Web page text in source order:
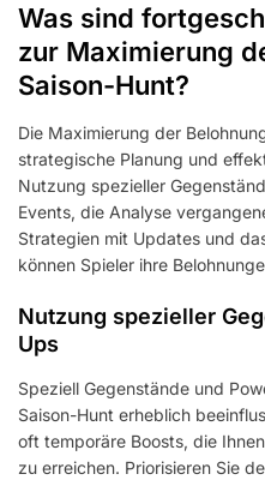
Was sind
zur Maximierung
Saison-Hunt?
Die Maximierung der
strategische Planung und
Nutzung spezieller
Events, die Analyse
Strategien mit Updates und
können Spieler ihre
Nutzung spezieller
Ups
Speziell Gegenstände und
Saison-Hunt erheblich
oft temporäre Boosts, die
zu erreichen. Priorisieren Sie